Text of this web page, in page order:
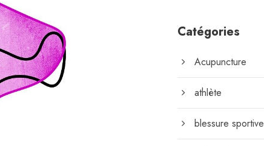
Catégories
Acupuncture
athlète
blessure sportive